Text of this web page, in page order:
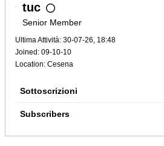
tuc
Senior Member
Ultima Attività: 30-07-26, 18:48
Joined: 09-10-10
Location: Cesena
Sottoscrizioni
Subscribers